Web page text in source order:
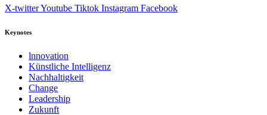
X-twitterYoutube Tiktok Instagram Facebook
Keynotes
lnnovation
Künstliche Intelligenz
Nachhaltigkeit
Change
Leadership
Zukunft